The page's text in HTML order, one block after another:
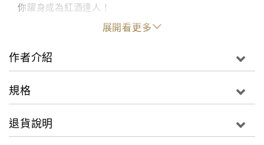
你躍身成為紅酒達人！
展開看更多
作者介紹
規格
退貨說明